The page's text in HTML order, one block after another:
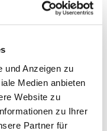
und Anzeigen zu
Medien anbieten
Website zu
zu Ihrer
Partner für
SCHUHE